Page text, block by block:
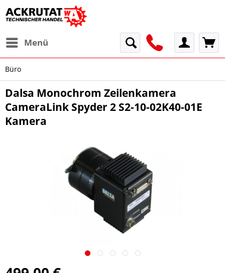
Menü
Büro
Dalsa Monochrom Zeilenkamera
CameraLink Spyder 2 S2-10-02K40-01E
Kamera